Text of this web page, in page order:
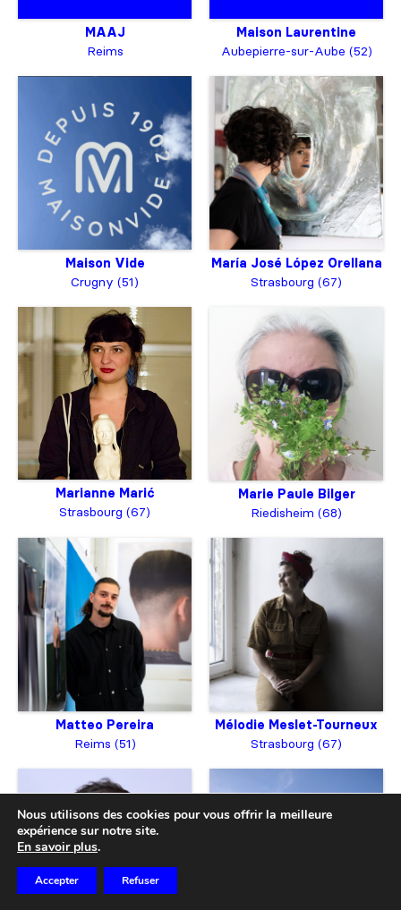
MAAJ
Reims
Maison Laurentine
Aubepierre-sur-Aube (52)
Maison Vide
Crugny (51)
María José López Orellana
Strasbourg (67)
Marianne Marić
Strasbourg (67)
Marie Paule Bilger
Riedisheim (68)
Matteo Pereira
Reims (51)
Mélodie Meslet-Tourneux
Strasbourg (67)
Nous utilisons des cookies pour vous offrir la meilleure
expérience sur notre site.
En savoir plus.
Accepter Refuser